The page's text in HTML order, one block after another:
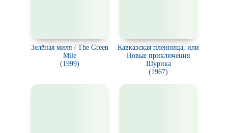
Зелёная миля / The Green
Mile
(1999)
Кавказская пленница, или
Новые приключения
Шурика
(1967)